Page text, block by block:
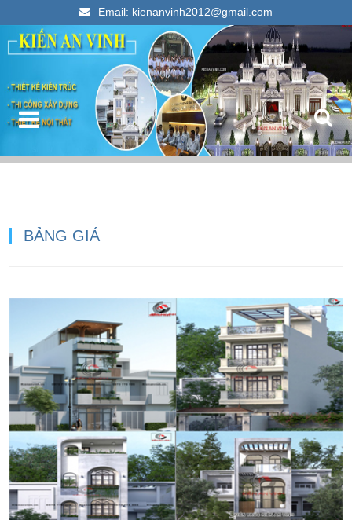
Email: kienanvinh2012@gmail.com
Kiến An Vinh
Thiết kế xây dựng nhà ống đẹp 2023
BẢNG GIÁ